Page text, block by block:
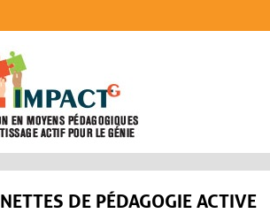
DE PÉDAGOGIE ACTIVE